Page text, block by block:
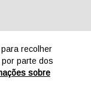
recolher
parte dos
sobre